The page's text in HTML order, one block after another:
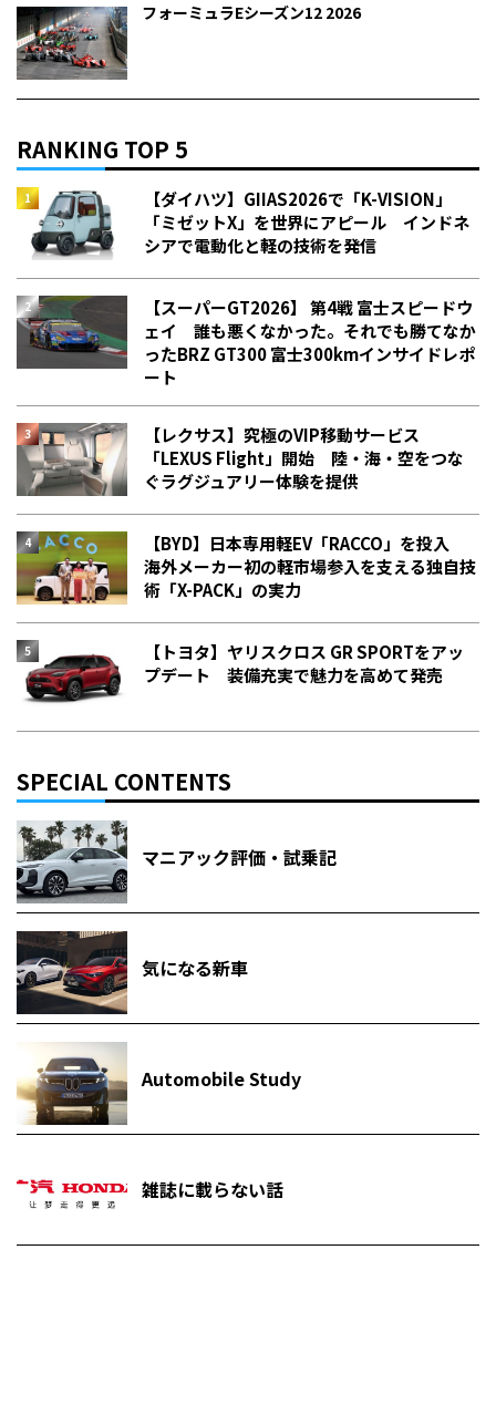
フォーミュラEシーズン12 2026
RANKING TOP 5
【ダイハツ】GIIAS2026で「K-VISION」
「ミゼットX」を世界にアピール インドネ
シアで電動化と軽の技術を発信
【スーパーGT2026】 第4戦 富士スピードウ
ェイ 誰も悪くなかった。それでも勝てなか
った――BRZ GT300 富士300kmインサイドレポ
ート
【レクサス】究極のVIP移動サービス
「LEXUS Flight」開始 陸・海・空をつな
ぐラグジュアリー体験を提供
【BYD】日本専用軽EV「RACCO」を投入
海外メーカー初の軽市場参入を支える独自技
術「X-PACK」の実力
【トヨタ】ヤリスクロス GR SPORTをアッ
プデート 装備充実で魅力を高めて発売
SPECIAL CONTENTS
マニアック評価・試乗記
気になる新車
Automobile Study
雑誌に載らない話